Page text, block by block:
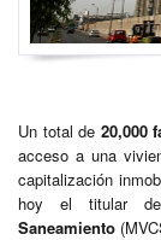
Un total de 20,000
acceso a una
capitalización
hoy el titular
Saneamiento